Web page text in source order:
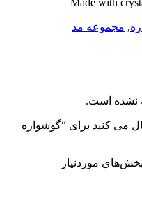
, مجموعه مد
نشده است.
می کنید برای “گوشواره
بخش‌های موردنیاز